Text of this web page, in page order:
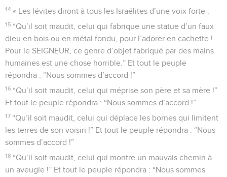
14 « Les lévites diront à tous les Israélites d’une voix forte :
15 “Qu’il soit maudit, celui qui fabrique une statue d’un faux
dieu en bois ou en métal fondu, pour l’adorer en cachette !
Pour le SEIGNEUR, ce genre d’objet fabriqué par des mains
humaines est une chose horrible.” Et tout le peuple
répondra : “Nous sommes d’accord !”
16 “Qu’il soit maudit, celui qui méprise son père et sa mère !”
Et tout le peuple répondra : “Nous sommes d’accord !”
17 “Qu’il soit maudit, celui qui déplace les bornes qui limitent
les terres de son voisin !” Et tout le peuple répondra : “Nous
sommes d’accord !”
18 “Qu’il soit maudit, celui qui montre un mauvais chemin à
un aveugle !” Et tout le peuple répondra : “Nous sommes